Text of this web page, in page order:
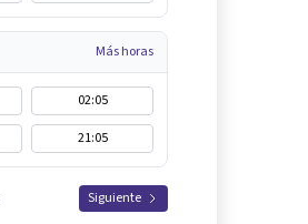
Más horas
02:05
21:05
Siguiente